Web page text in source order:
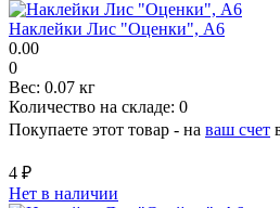
Наклейки Лис "Оценки", A6
0.00
0
Вес: 0.07 кг
Количество на складе: 0
Покупаете этот товар - на ваш счет
4 ₽
Нет в наличии